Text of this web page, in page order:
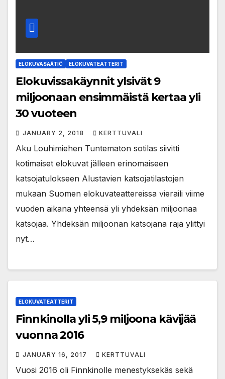
ELOKUVASÄÄTIÖ ELOKUVATEATTERIT
Elokuvissakäynnit ylsivät 9
miljoonaan ensimmäistä kertaa yli
30 vuoteen
JANUARY 2, 2018 KERTTUVALI
Aku Louhimiehen Tuntematon sotilas siivitti
kotimaiset elokuvat jälleen erinomaiseen
katsojatulokseen Alustavien katsojatilastojen
mukaan Suomen elokuvateattereissa vieraili viime
vuoden aikana yhteensä yli yhdeksän miljoonaa
katsojaa. Yhdeksän miljoonan katsojana raja ylittyi
nyt…
ELOKUVATEATTERIT
Finnkinolla yli 5,9 miljoona kävijää
vuonna 2016
JANUARY 16, 2017 KERTTUVALI
Vuosi 2016 oli Finnkinolle menestyksekäs sekä